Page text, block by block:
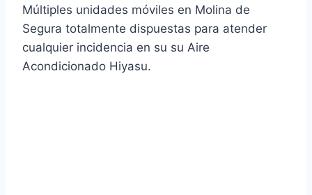
Múltiples unidades móviles en Molina de
Segura totalmente dispuestas para atender
cualquier incidencia en su su Aire
Acondicionado Hiyasu.